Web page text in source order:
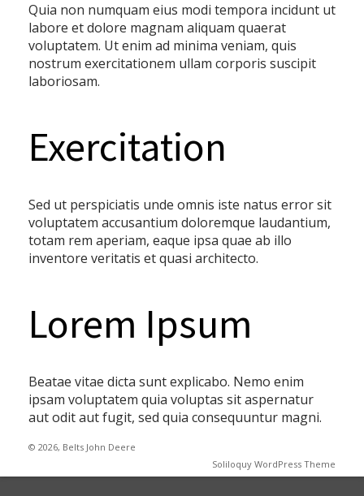
Quia non numquam eius modi tempora incidunt ut
labore et dolore magnam aliquam quaerat
voluptatem. Ut enim ad minima veniam, quis
nostrum exercitationem ullam corporis suscipit
laboriosam.
Exercitation
Sed ut perspiciatis unde omnis iste natus error sit
voluptatem accusantium doloremque laudantium,
totam rem aperiam, eaque ipsa quae ab illo
inventore veritatis et quasi architecto.
Lorem Ipsum
Beatae vitae dicta sunt explicabo. Nemo enim
ipsam voluptatem quia voluptas sit aspernatur
aut odit aut fugit, sed quia consequuntur magni.
© 2026, Belts John Deere
Soliloquy WordPress Theme